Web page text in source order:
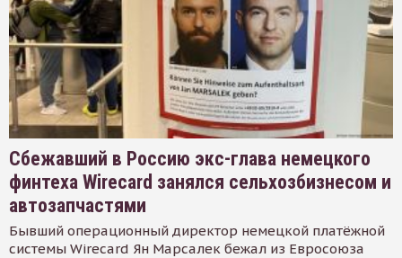
Сбежавший в Россию экс-глава немецкого
финтеха Wirecard занялся сельхозбизнесом и
автозапчастями
Бывший операционный директор немецкой платёжной
системы Wirecard Ян Марсалек бежал из Евросоюза